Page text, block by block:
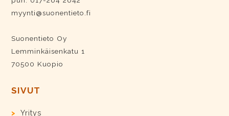
myynti@suonentieto.fi
Suonentieto Oy
Lemminkäisenkatu 1
70500 Kuopio
SIVUT
Yritys